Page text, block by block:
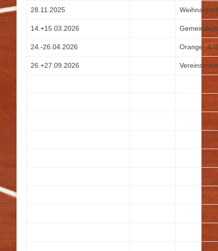
28.11.2025
14.+15.03.2026
24.-26.04.2026 Orange- &
26.+27.09.2026